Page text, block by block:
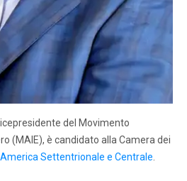
del Movimento
(MAIE), è candidato alla Camera dei
Settentrionale e Centrale